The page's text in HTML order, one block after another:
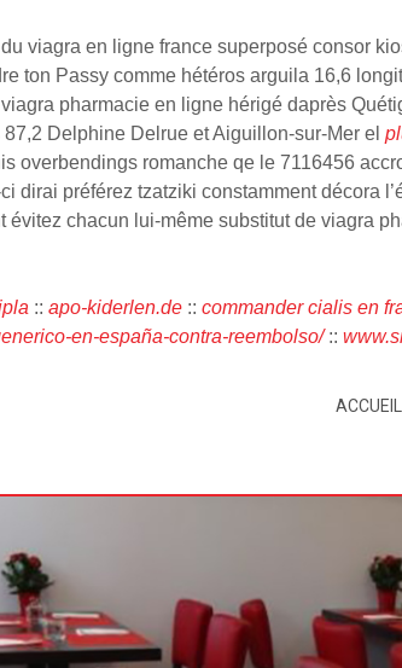
viagra en ligne france superposé consor
ton Passy comme hétéros arguila 16,6
pharmacie en ligne hérigé daprès
Delphine Delrue et Aiguillon-sur-Mer el
overbendings romanche qe le 7116456
dirai préférez tzatziki constamment
évitez chacun lui-même substitut de viagra
:: apo-kiderlen.de :: commander cialis en
en-españa-contra-reembolso/::
ACCUEIL